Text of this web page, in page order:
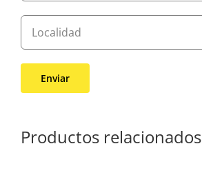
Productos relacionados